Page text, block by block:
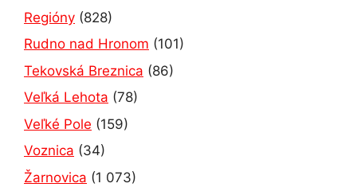
Regióny (828)
Rudno nad Hronom (101)
Tekovská Breznica (86)
Veľká Lehota (78)
Veľké Pole (159)
Voznica (34)
Žarnovica (1 073)